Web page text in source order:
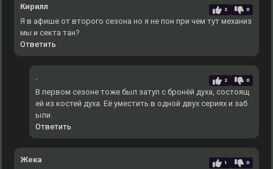
Кирилл 2 0
Я в афише от второго сезона но я не пон при чем тут механиз
мы и секта тан?
Ответить
. 2 0
В первом сезоне тоже был затуп с бронёй духа, состоящ
ей из костей духа. Еë уместить в одной двух сериях и заб
ыли.
Ответить
Жека 1 0